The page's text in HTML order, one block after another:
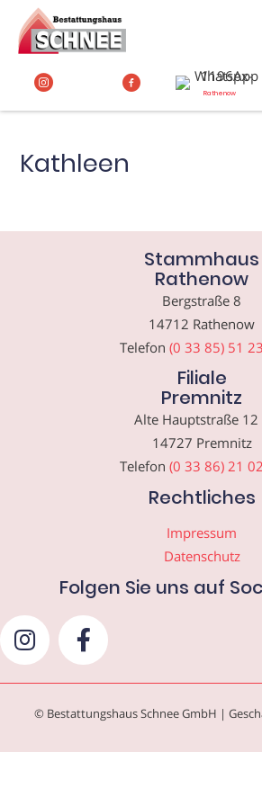
Inhalt
springen
Rathenow
Kathleen
Stammhaus
Rathenow
Bergstraße 8
14712 Rathenow
Telefon (0 33 85) 51
Filiale
Premnitz
Alte Hauptstraße 12
14727 Premnitz
Telefon (0 33 86) 21
Rechtliches
Impressum
Datenschutz
Folgen Sie uns auf
© Bestattungshaus Schnee GmbH |